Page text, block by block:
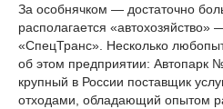
За особнячком — достаточно
располагается
«СпецТранс». Несколько
об этом предприятии:
крупный в России поставщик
отходами, обладающий опытом